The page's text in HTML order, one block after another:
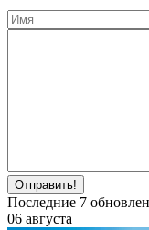
Отправить!
Последние 7
06 августа